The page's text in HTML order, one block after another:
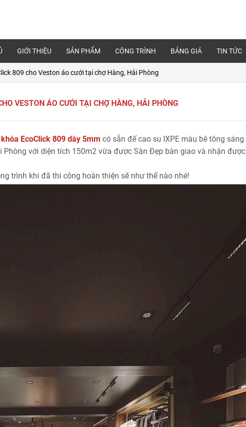
GIỚI THIỆU SẢN PHẨM CÔNG TRÌNH BẢNG GIÁ TIN TỨC
809 cho Veston áo cưới tại chợ Hàng, Hải Phòng
VESTON ÁO CƯỚI TẠI CHỢ HÀNG, HẢI PHÒNG
EcoClick 809 dày 5mm có sẵn đế cao su IXPE màu bê tông sáng
Phòng với diện tích 150m2 vừa được Sàn Đẹp bàn giao và nhận được
trình khi đã thi công hoàn thiện sẽ như thế nào nhé!